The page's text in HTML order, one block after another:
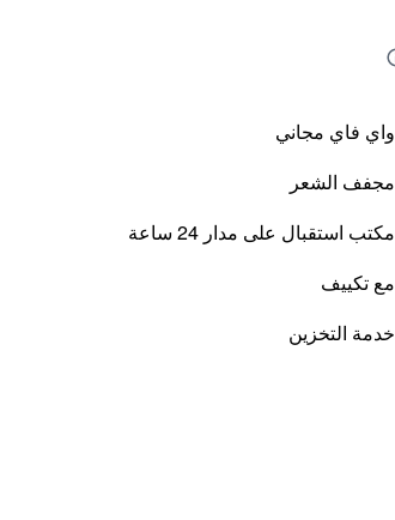
واي فاي مجاني
مجفف الشعر
مكتب استقبال على مدار 24 ساعة
مع تكييف
خدمة التخزين